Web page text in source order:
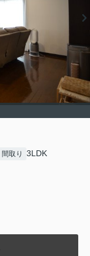
間取り 3LDK